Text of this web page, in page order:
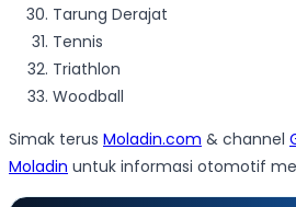
Tarung Derajat
Tennis
Triathlon
Woodball
Simak terus Moladin.com & channel
Moladin untuk informasi otomotif